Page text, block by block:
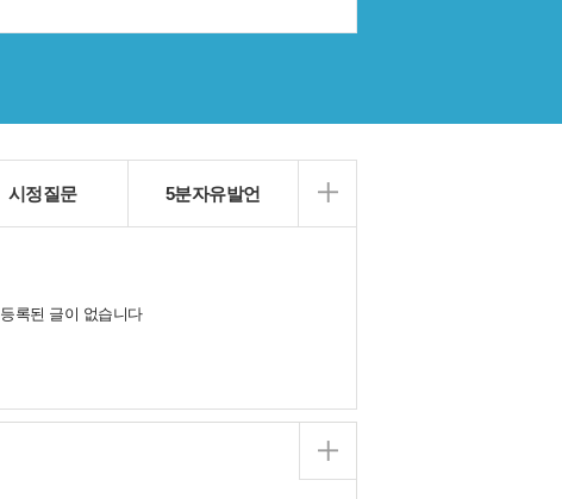
등록된 글이 없습니다
시정질문 5분자유발언